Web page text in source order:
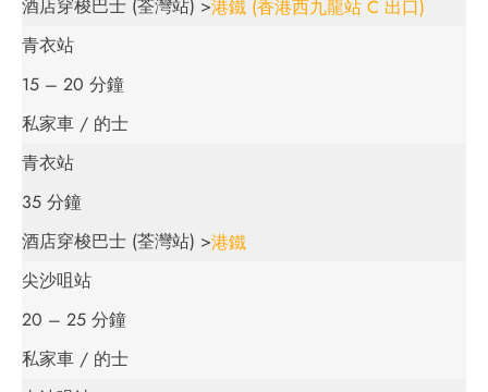
酒店穿梭巴士 (荃灣站) >港鐵 (香港西九龍站 C 出口)
青衣站
15 – 20 分鐘
私家車 / 的士
青衣站
35 分鐘
酒店穿梭巴士 (荃灣站) >港鐵
尖沙咀站
20 – 25 分鐘
私家車 / 的士